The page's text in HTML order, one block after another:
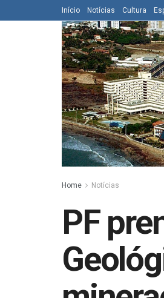
Início Notícias Cultura
Home Notícias
PF